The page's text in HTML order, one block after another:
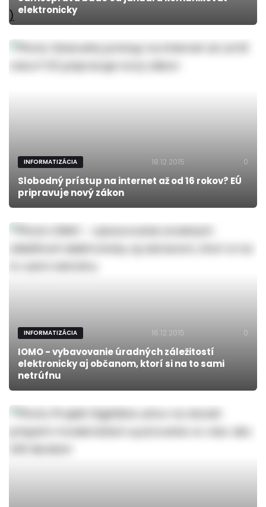
) elektronicky
INFORMATIZÁCIA 18.12.2015 0
Slobodný prístup na internet až od 16 rokov? EÚ
pripravuje nový zákon
INFORMATIZÁCIA 16.12.2015 0
IOMO - vybavovanie úradných záležitostí
elektronicky aj občanom, ktorí si na to sami
netrúfnu